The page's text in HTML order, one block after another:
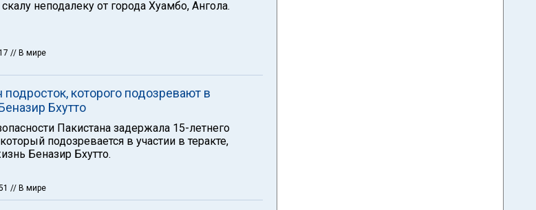
неподалеку от города Хуамбо, Ангола.
// В мире
подросток, которого подозревают в
Бхутто
Пакистана задержала 15-летнего
подозревается в участии в теракте,
Беназир Бхутто.
// В мире